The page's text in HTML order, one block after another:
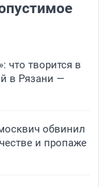
что творится в
в Рязани —
обвинил
и пропаже